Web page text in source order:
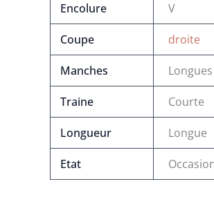
Encolure V
Coupe droite
Manches Longues
Traine Courte
Longueur Longue
Etat